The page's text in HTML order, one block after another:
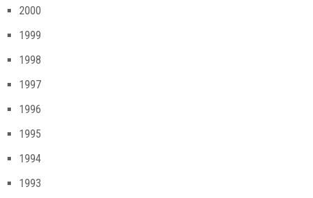
2000
1999
1998
1997
1996
1995
1994
1993